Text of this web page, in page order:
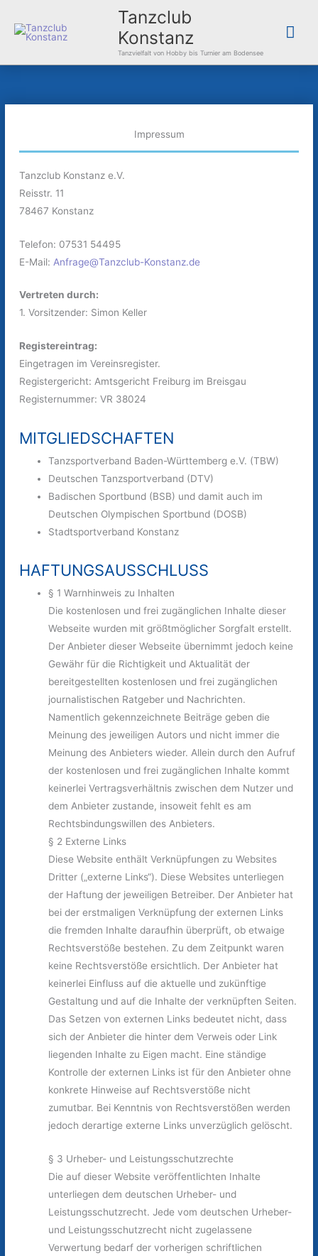
Inhalt
springen
Tanzclub
Konstanz
Tanzvielfalt von Hobby bis Turnier am Bodensee
Impressum
Tanzclub Konstanz e.V.
Reisstr. 11
78467 Konstanz
Telefon: 07531 54495
E-Mail: Anfrage@Tanzclub-Konstanz.de
Vertreten durch:
1. Vorsitzender: Simon Keller
Registereintrag:
Eingetragen im Vereinsregister.
Registergericht: Amtsgericht Freiburg im Breisgau
Registernummer: VR 38024
MITGLIEDSCHAFTEN
Tanzsportverband Baden-Württemberg e.V. (TBW)
Deutschen Tanzsportverband (DTV)
Badischen Sportbund (BSB) und damit auch im
Deutschen Olympischen Sportbund (DOSB)
Stadtsportverband Konstanz
HAFTUNGSAUSSCHLUSS
§ 1 Warnhinweis zu Inhalten
Die kostenlosen und frei zugänglichen Inhalte dieser
Webseite wurden mit größtmöglicher Sorgfalt erstellt.
Der Anbieter dieser Webseite übernimmt jedoch keine
Gewähr für die Richtigkeit und Aktualität der
bereitgestellten kostenlosen und frei zugänglichen
journalistischen Ratgeber und Nachrichten.
Namentlich gekennzeichnete Beiträge geben die
Meinung des jeweiligen Autors und nicht immer die
Meinung des Anbieters wieder. Allein durch den Aufruf
der kostenlosen und frei zugänglichen Inhalte kommt
keinerlei Vertragsverhältnis zwischen dem Nutzer und
dem Anbieter zustande, insoweit fehlt es am
Rechtsbindungswillen des Anbieters.
§ 2 Externe Links
Diese Website enthält Verknüpfungen zu Websites
Dritter („externe Links“). Diese Websites unterliegen
der Haftung der jeweiligen Betreiber. Der Anbieter hat
bei der erstmaligen Verknüpfung der externen Links
die fremden Inhalte daraufhin überprüft, ob etwaige
Rechtsverstöße bestehen. Zu dem Zeitpunkt waren
keine Rechtsverstöße ersichtlich. Der Anbieter hat
keinerlei Einfluss auf die aktuelle und zukünftige
Gestaltung und auf die Inhalte der verknüpften Seiten.
Das Setzen von externen Links bedeutet nicht, dass
sich der Anbieter die hinter dem Verweis oder Link
liegenden Inhalte zu Eigen macht. Eine ständige
Kontrolle der externen Links ist für den Anbieter ohne
konkrete Hinweise auf Rechtsverstöße nicht
zumutbar. Bei Kenntnis von Rechtsverstößen werden
jedoch derartige externe Links unverzüglich gelöscht.
§ 3 Urheber- und Leistungsschutzrechte
Die auf dieser Website veröffentlichten Inhalte
unterliegen dem deutschen Urheber- und
Leistungsschutzrecht. Jede vom deutschen Urheber-
und Leistungsschutzrecht nicht zugelassene
Verwertung bedarf der vorherigen schriftlichen